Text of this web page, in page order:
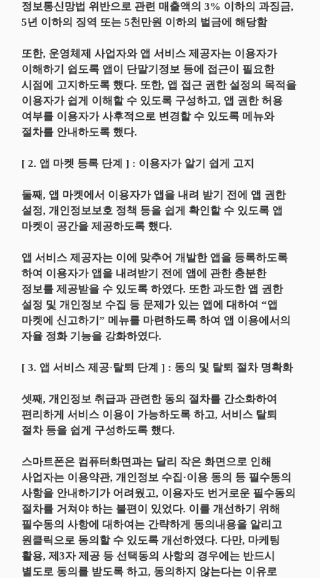
정보통신망법 위반으로 관련 매출액의 3% 이하의 과징금,
5년 이하의 징역 또는 5천만원 이하의 벌금에 해당함
또한, 운영체제 사업자와 앱 서비스 제공자는 이용자가
이해하기 쉽도록 앱이 단말기정보 등에 접근이 필요한
시점에 고지하도록 했다. 또한, 앱 접근 권한 설정의 목적을
이용자가 쉽게 이해할 수 있도록 구성하고, 앱 권한 허용
여부를 이용자가 사후적으로 변경할 수 있도록 메뉴와
절차를 안내하도록 했다.
[ 2. 앱 마켓 등록 단계 ] : 이용자가 알기 쉽게 고지
둘째, 앱 마켓에서 이용자가 앱을 내려 받기 전에 앱 권한
설정, 개인정보보호 정책 등을 쉽게 확인할 수 있도록 앱
마켓이 공간을 제공하도록 했다.
앱 서비스 제공자는 이에 맞추어 개발한 앱을 등록하도록
하여 이용자가 앱을 내려받기 전에 앱에 관한 충분한
정보를 제공받을 수 있도록 하였다. 또한 과도한 앱 권한
설정 및 개인정보 수집 등 문제가 있는 앱에 대하여 “앱
마켓에 신고하기” 메뉴를 마련하도록 하여 앱 이용에서의
자율 정화 기능을 강화하였다.
[ 3. 앱 서비스 제공·탈퇴 단계 ] : 동의 및 탈퇴 절차 명확화
셋째, 개인정보 취급과 관련한 동의 절차를 간소화하여
편리하게 서비스 이용이 가능하도록 하고, 서비스 탈퇴
절차 등을 쉽게 구성하도록 했다.
스마트폰은 컴퓨터화면과는 달리 작은 화면으로 인해
사업자는 이용약관, 개인정보 수집·이용 동의 등 필수동의
사항을 안내하기가 어려웠고, 이용자도 번거로운 필수동의
절차를 거쳐야 하는 불편이 있었다. 이를 개선하기 위해
필수동의 사항에 대하여는 간략하게 동의내용을 알리고
원클릭으로 동의할 수 있도록 개선하였다. 다만, 마케팅
활용, 제3자 제공 등 선택동의 사항의 경우에는 반드시
별도로 동의를 받도록 하고, 동의하지 않는다는 이유로